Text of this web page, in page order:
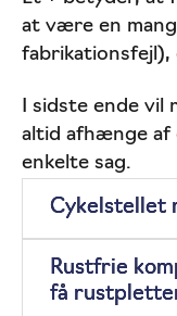
at være en
fabrikationsfejl),
I sidste ende vil
altid afhænge af
enkelte sag.
Cykelstellet
Rustfrie
få